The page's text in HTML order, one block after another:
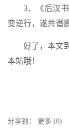
3、《后汉
变逆行，遂共谮
好了，本文
本站哦！
分享到： 更多 (0)